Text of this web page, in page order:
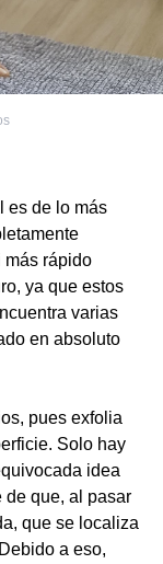
es de lo más
más rápido
ya que estos
varias
en absoluto
pues exfolia
Solo hay
idea
de que, al pasar
que se localiza
a eso,